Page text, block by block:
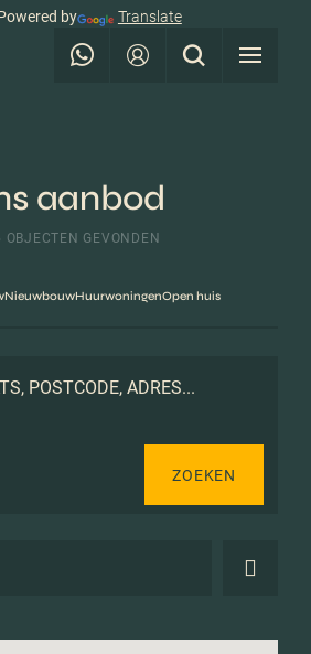
by Translate
aanbod
OBJECTEN GEVONDEN
NieuwbouwHuurwoningenOpen huis
ZOEKEN